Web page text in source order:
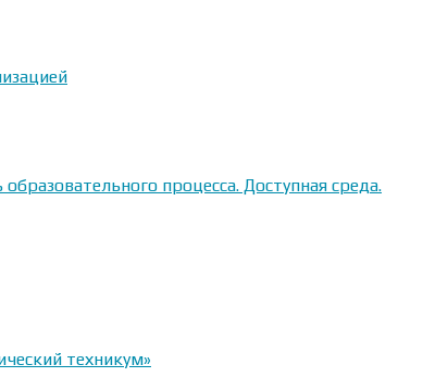
процесса. Доступная среда.
техникум»